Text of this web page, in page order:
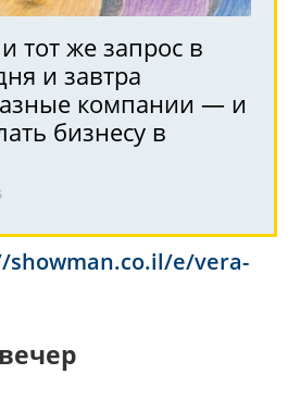
тот же запрос в
и завтра
компании — и
бизнесу в
showman.co.il/e/vera-